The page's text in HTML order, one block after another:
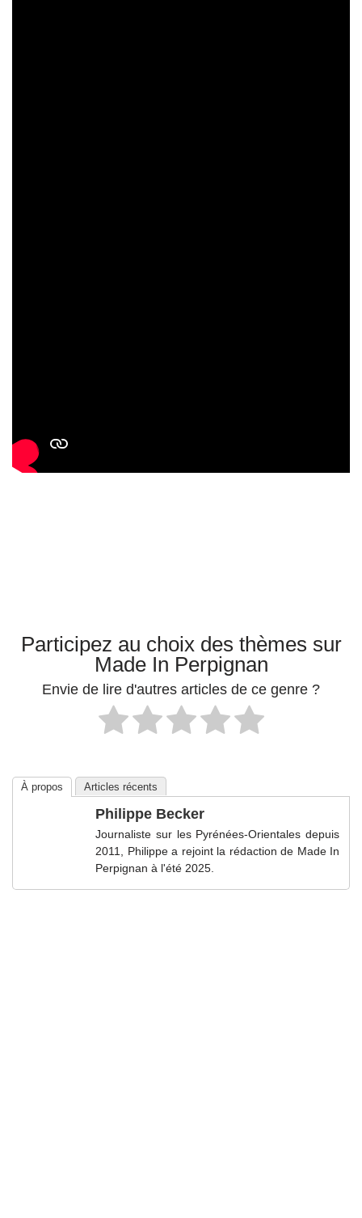
Participez au choix des thèmes sur
Made In Perpignan
Envie de lire d'autres articles de ce genre ?
À propos Articles récents
Philippe Becker
Journaliste sur les Pyrénées-Orientales depuis
2011, Philippe a rejoint la rédaction de Made In
Perpignan à l'été 2025.